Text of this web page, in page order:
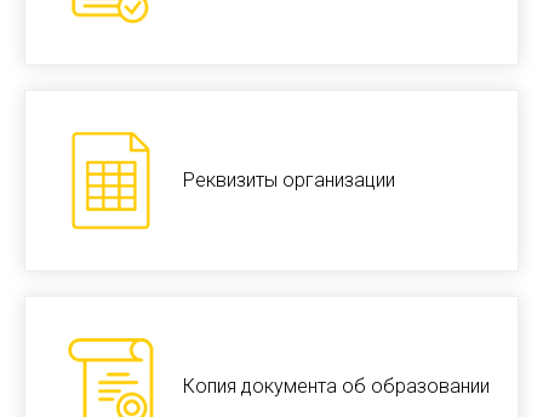
Реквизиты организации
Копия документа об образовании